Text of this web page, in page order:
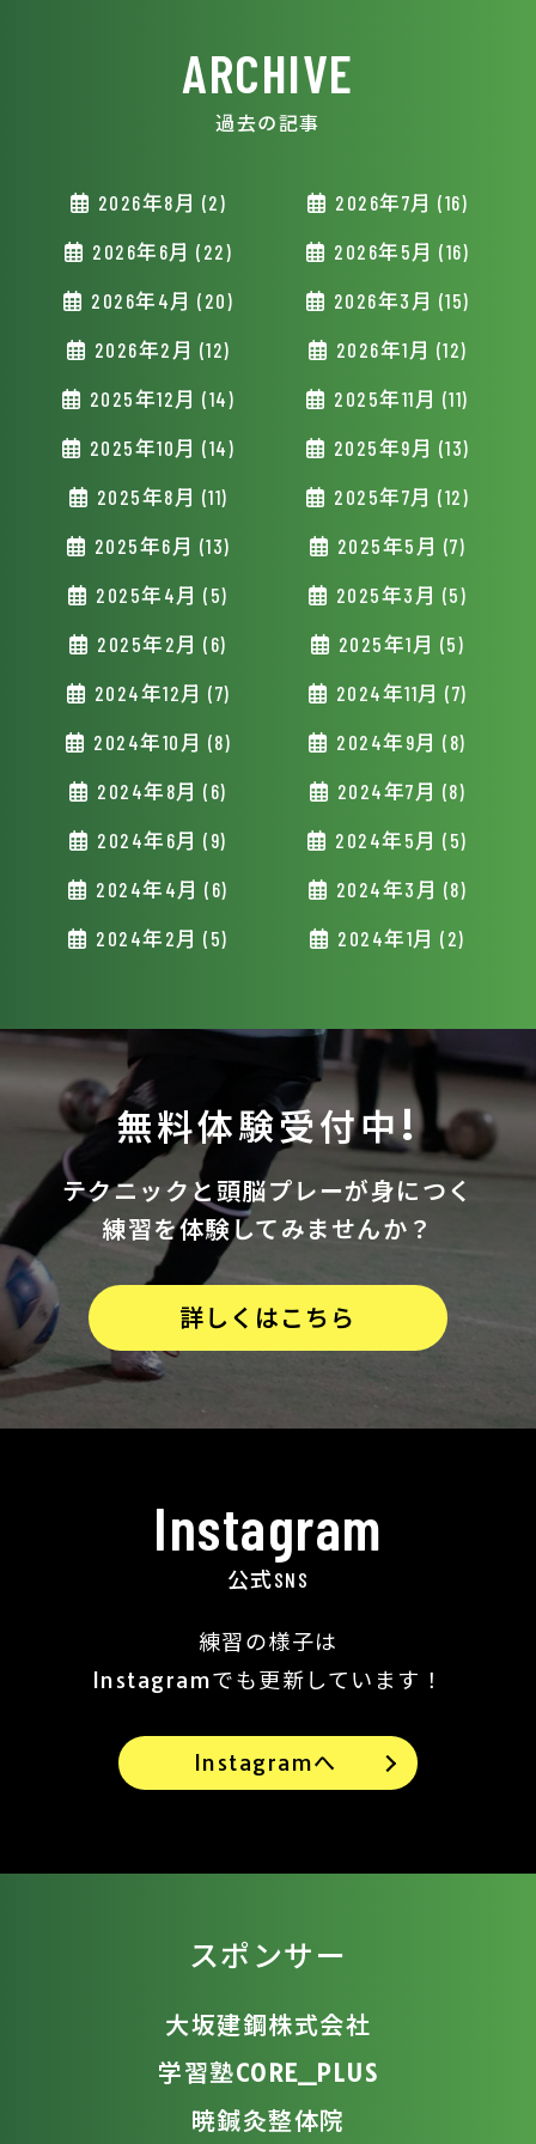
ARCHIVE
過去の記事
2026年8月 (2) 2026年7月 (16)
2026年6月 (22) 2026年5月 (16)
2026年4月 (20) 2026年3月 (15)
2026年2月 (12) 2026年1月 (12)
2025年12月 (14) 2025年11月 (11)
2025年10月 (14) 2025年9月 (13)
2025年8月 (11) 2025年7月 (12)
2025年6月 (13) 2025年5月 (7)
2025年4月 (5) 2025年3月 (5)
2025年2月 (6) 2025年1月 (5)
2024年12月 (7) 2024年11月 (7)
2024年10月 (8) 2024年9月 (8)
2024年8月 (6) 2024年7月 (8)
2024年6月 (9) 2024年5月 (5)
2024年4月 (6) 2024年3月 (8)
2024年2月 (5) 2024年1月 (2)
無料体験受付中!
テクニックと 頭脳プレーが身につく
練習を体験してみませんか？
詳しくはこちら
Instagram
公式SNS
練習の様子は
Instagramでも更新しています！
Instagramへ
スポンサー
大坂建鋼株式会社
学習塾CORE_PLUS
暁鍼灸整体院